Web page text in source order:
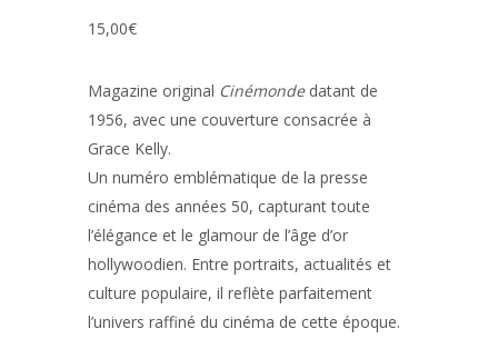
15,00€
Magazine original Cinémondedatant de
1956, avec une couverture consacrée à
Grace Kelly.
Un numéro emblématique de la presse
cinéma des années 50, capturant toute
l’élégance et le glamour de l’âge d’or
hollywoodien. Entre portraits, actualités et
culture populaire, il reflète parfaitement
l’univers raffiné du cinéma de cette époque.